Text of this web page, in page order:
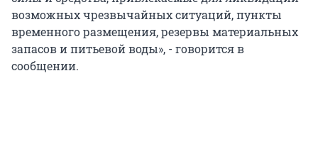
возможных чрезвычайных ситуаций, пункты
временного размещения, резервы материальных
запасов и питьевой воды», - говорится в
сообщении.